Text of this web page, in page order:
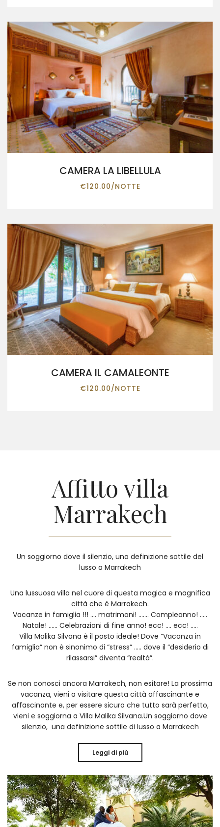
CAMERA LA LIBELLULA
€120.00/NOTTE
CAMERA IL CAMALEONTE
€120.00/NOTTE
Affitto villa
Marrakech
Un soggiorno dove il silenzio, una definizione sottile del
lusso a Marrakech
Una lussuosa villa nel cuore di questa magica e magnifica
città che è Marrakech.
Vacanze in famiglia !!! …. matrimoni! ……. Compleanno! …..
Natale! …… Celebrazioni di fine anno! ecc! …. ecc! …..
Villa Malika Silvana è il posto ideale! Dove “Vacanza in
famiglia” non è sinonimo di “stress” ….. dove il “desiderio di
rilassarsi” diventa “realtà”.
Se non conosci ancora Marrakech, non esitare! La prossima
vacanza, vieni a visitare questa città affascinante e
affascinante e, per essere sicuro che tutto sarà perfetto,
vieni e soggiorna a Villa Malika Silvana.Un soggiorno‌ dove‌
silenzio, ‌ una definizione sottile‌ di‌ lusso a Marrakech
Leggi di più